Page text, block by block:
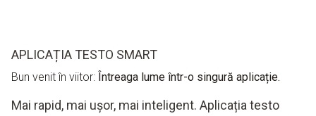
APLICAȚIA TESTO SMART
Bun venit în viitor: Întreaga lume într-o singură aplicație.
Mai rapid, mai ușor, mai inteligent. Aplicația testo